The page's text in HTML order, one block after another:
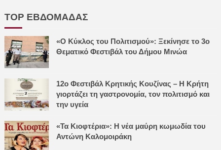
TOP ΕΒΔΟΜΑΔΑΣ
«Ο Κύκλος του Πολιτισμού»: Ξεκίνησε το 3ο
Θεματικό Φεστιβάλ του Δήμου Μινώα
12ο Φεστιβάλ Κρητικής Κουζίνας – Η Κρήτη
γιορτάζει τη γαστρονομία, τον πολιτισμό και
την υγεία
«Τα Κιοφτέρια»: Η νέα μαύρη κωμωδία του
Αντώνη Καλομοιράκη